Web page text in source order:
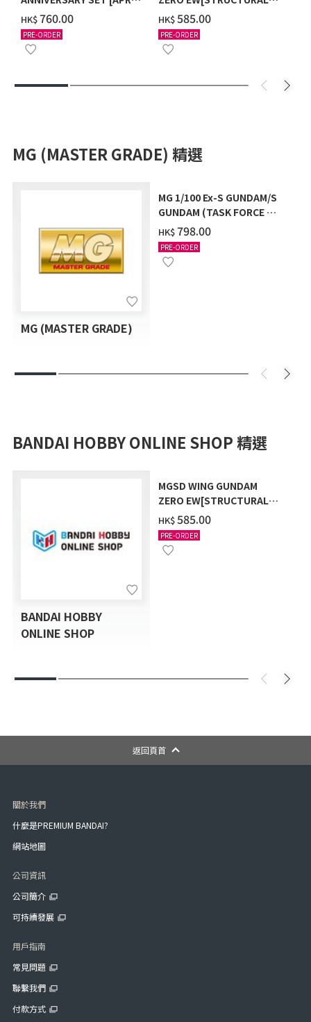
2027 DELIVERY]
HK$‌760.00
PRE-ORDER
COATING/BLACK] [2026年
12月發送]
HK$‌585.00
PRE-ORDER
MG (MASTER GRADE) 精選
MG (MASTER GRADE)
MG 1/100 Ex-S GUNDAM/S
GUNDAM (TASK FORCE α
Ver.) [2026年10月發送]
HK$‌798.00
PRE-ORDER
BANDAI HOBBY ONLINE SHOP 精選
BANDAI HOBBY
ONLINE SHOP
MGSD WING GUNDAM
ZERO EW[STRUCTURAL
COATING/BLACK] [2026年
12月發送]
HK$‌585.00
PRE-ORDER
返回頁首
關於我們
什麼是PREMIUM BANDAI?
網站地圖
公司資訊
公司簡介
可持續發展
用戶指南
常見問題
聯繫我們
付款方式